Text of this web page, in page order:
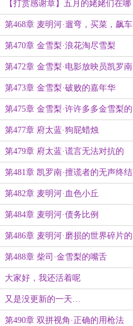
【打赏感谢章】五月的姥姥们在哪
里
第468章 麦明河·遛弯，买菜，飙车
第470章 金雪梨·浪花淘尽雪梨
第472章 金雪梨·电影放映员凯罗南
第473章 金雪梨·破败的嘉年华
第475章 金雪梨·许许多多金雪梨的
工作汇总
第477章 府太蓝·狗屁蜡烛
第479章 府太蓝·谎言无法对抗的
第481章 凯罗南·擅谎者的无声终结
第482章 麦明河·血色小丘
第484章 麦明河·债务比例
第486章 麦明河·磨损的世界碎片的
深处
第488章 柴司·金雪梨的嘴舌
大家好，我还活着呢
又是没更新的一天…
第490章 双拼视角·正确的用枪法